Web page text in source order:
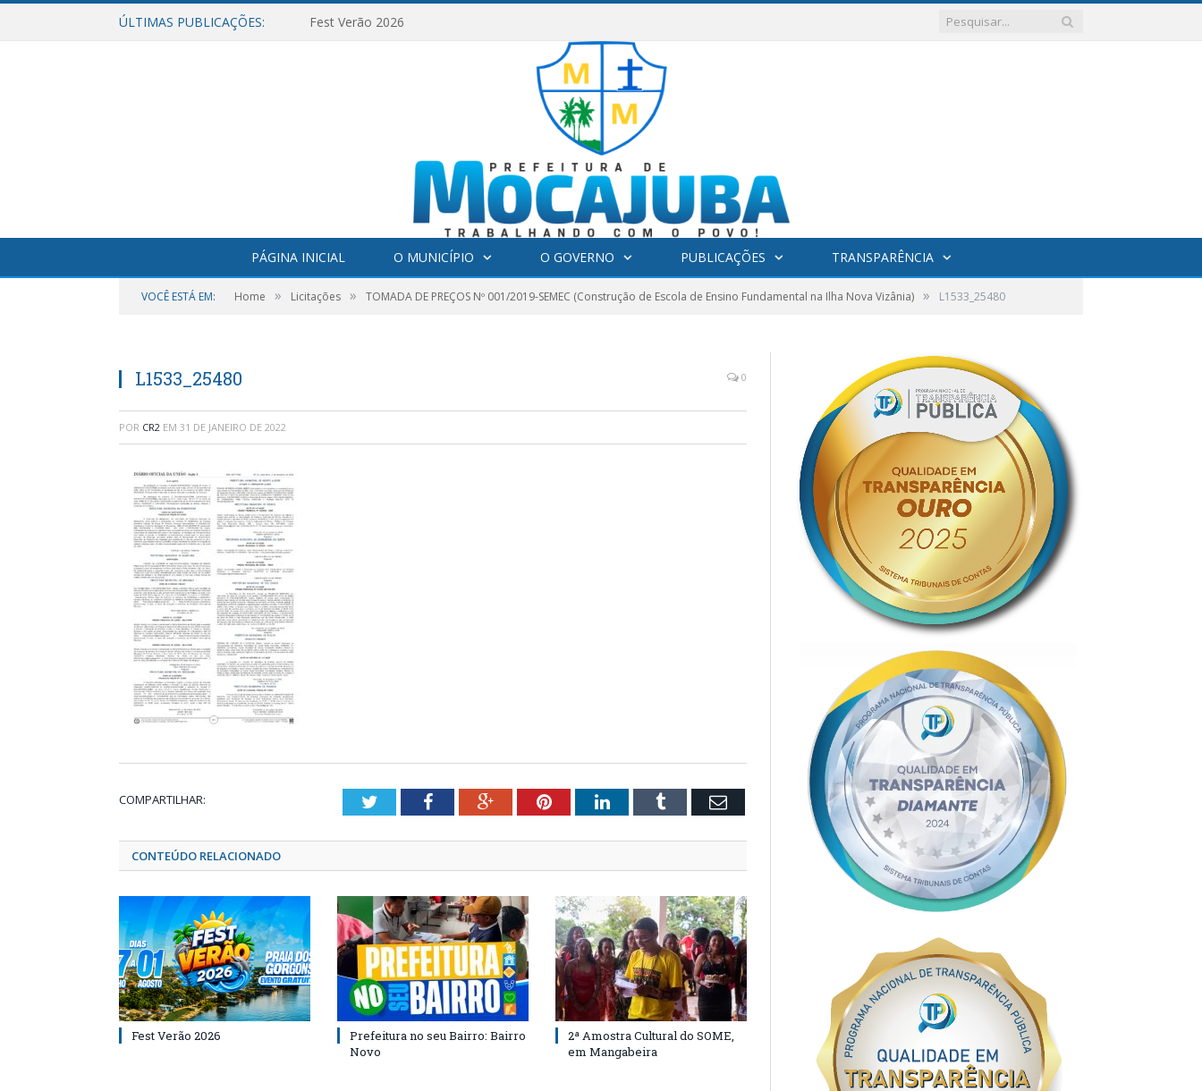
ÚLTIMAS PUBLICAÇÕES: Fest Verão 2026
PÁGINA INICIAL O MUNICÍPIO O GOVERNO PUBLICAÇÕES TRANSPARÊNCIA
VOCÊ ESTÁ EM: Home » Licitações » TOMADA DE PREÇOS Nº 001/2019-SEMEC (Construção de Escola de Ensino Fundamental na Ilha Nova Vizânia) » L1533_25480
L1533_25480 0
POR CR2 EM 31 DE JANEIRO DE 2022
COMPARTILHAR: TwitterFacebookGoogle+PinterestLinkedInTumblr Email
CONTEÚDO RELACIONADO
Fest Verão 2026
Prefeitura no seu Bairro: Bairro
Novo
2ª Amostra Cultural do SOME,
em Mangabeira